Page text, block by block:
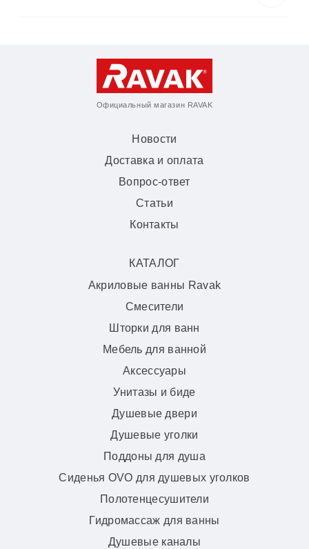
Официальный магазин RAVAK
Новости
Доставка и оплата
Вопрос-ответ
Статьи
Контакты
КАТАЛОГ
Акриловые ванны Ravak
Смесители
Шторки для ванн
Мебель для ванной
Аксессуары
Унитазы и биде
Душевые двери
Душевые уголки
Поддоны для душа
Сиденья OVO для душевых уголков
Полотенцесушители
Гидромассаж для ванны
Душевые каналы